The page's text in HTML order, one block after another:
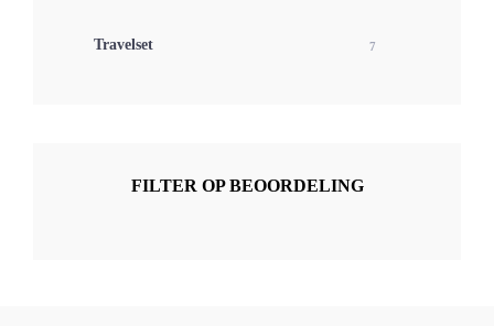
Travelset 7
FILTER OP BEOORDELING